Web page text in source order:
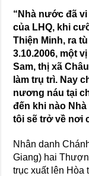
“Nhà nước đã
của LHQ, khi
Thiện Minh, ra
3.10.2006, một
Sam, thị xã
làm trụ trì. Nay
nương náu tại
đến khi nào
tôi sẽ trở về nơi
Nhân danh
Giang) hai
trục xuất lên